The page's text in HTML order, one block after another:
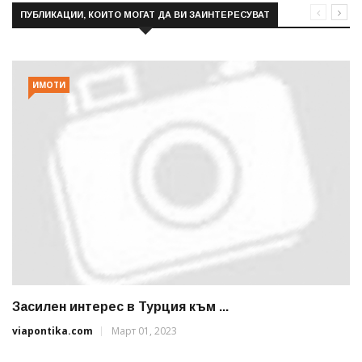
ПУБЛИКАЦИИ, КОИТО МОГАТ ДА ВИ ЗАИНТЕРЕСУВАТ
ИМОТИ
Засилен интерес в Турция към ...
viapontika.com
Март 01, 2023